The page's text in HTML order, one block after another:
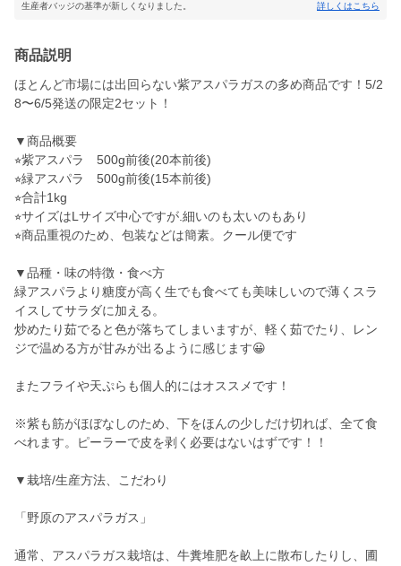
生産者バッジの基準が新しくなりました。 詳しくはこちら
商品説明
ほとんど市場には出回らない紫アスパラガスの多め商品です！5/2
8〜6/5発送の限定2セット！
▼商品概要
⭐︎紫アスパラ 500g前後(20本前後)
⭐︎緑アスパラ 500g前後(15本前後)
⭐︎合計1kg
⭐︎サイズはLサイズ中心ですが.細いのも太いのもあり
⭐︎商品重視のため、包装などは簡素。クール便です
▼品種・味の特徴・食べ方
緑アスパラより糖度が高く生でも食べても美味しいので薄くスラ
イスしてサラダに加える。
炒めたり茹でると色が落ちてしまいますが、軽く茹でたり、レン
ジで温める方が甘みが出るように感じます😀
またフライや天ぷらも個人的にはオススメです！
※紫も筋がほぼなしのため、下をほんの少しだけ切れば、全て食
べれます。ピーラーで皮を剥く必要はないはずです！！
▼栽培/生産方法、こだわり
「野原のアスパラガス」
通常、アスパラガス栽培は、牛糞堆肥を畝上に散布したりし、圃